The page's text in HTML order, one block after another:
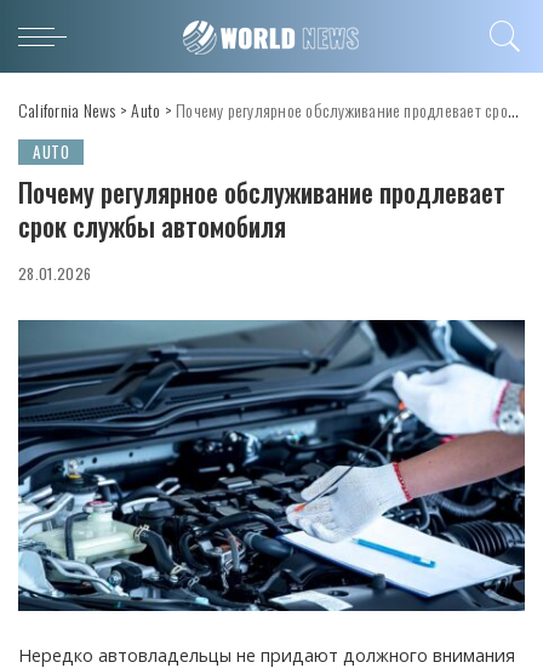
California News >Auto > Почему регулярное обслуживание продлевает срок службы автомобиля
AUTO
Почему регулярное обслуживание продлевает
срок службы автомобиля
28.01.2026
Нередко автовладельцы не придают должного внимания